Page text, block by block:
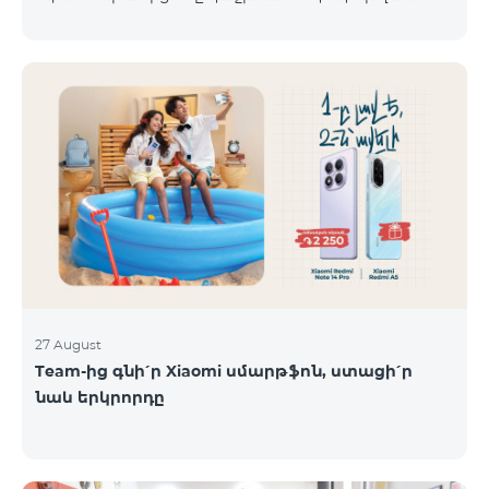
Հրազդան, Սևան և Ճամբարակ քաղաքների
Հանգստյան Տիգրան Մեծի պողոտա 71, տարածք
65-66 09:00-18:00 09:00-18:00 09:00-18:00 Վ․
Ավանեսովի 8/1-2 10:00-23:00 09:00-18:00 09:00-18:00
Արշակունյաց պողոտա 34/3 09:00-18:00 10:00-23:00
10:00-23:00 Արտաշիսյան փողոց 85/14 09:00-18:00 0
27 August
Team-ից գնի՛ր Xiaomi սմարթֆոն, ստացի՛ր
նաև երկրորդը